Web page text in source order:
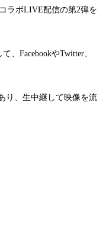
ラボLIVE配信の第2弾を
、FacebookやTwitter、
り、生中継して映像を流